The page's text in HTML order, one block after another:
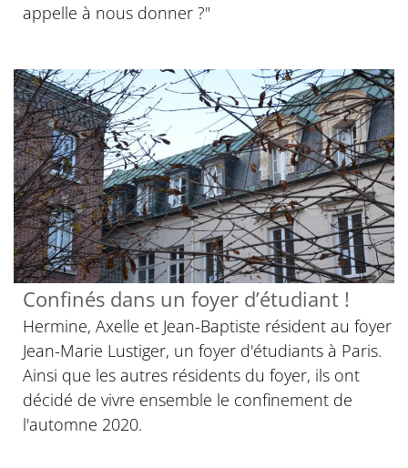
appelle à nous donner ?"
Confinés dans un foyer d’étudiant !
Hermine, Axelle et Jean-Baptiste résident au foyer
Jean-Marie Lustiger, un foyer d'étudiants à Paris.
Ainsi que les autres résidents du foyer, ils ont
décidé de vivre ensemble le confinement de
l'automne 2020.